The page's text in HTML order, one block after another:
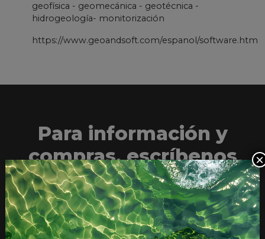
geofísica - geomecánica - geotécnica -
hidrogeología- monitorización
https://www.geoandsoft.com/espanol/software.htm
Para información y
compras, escríbenos
×